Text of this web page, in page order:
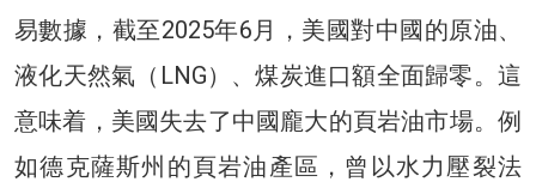
易數據，截至2025年6月，美國對中國的原油、
液化天然氣（LNG）、煤炭進口額全面歸零。這
意味着，美國失去了中國龐大的頁岩油市場。例
如德克薩斯州的頁岩油產區，曾以水力壓裂法